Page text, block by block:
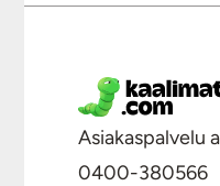
Asiakaspalvelu
0400-380566